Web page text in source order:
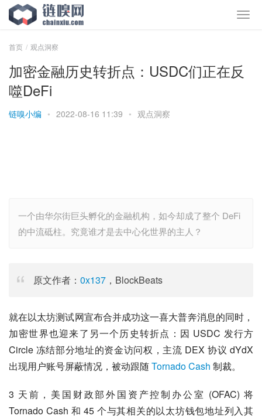
首页 观点洞察
加密金融历史转折点：USDC们正在反
噬DeFi
链嗅小编 • 2022-08-16 11:39 • 观点洞察
一个由华尔街巨头孵化的金融机构，如今却成了整个 DeFi
的中流砥柱。究竟谁才是去中心化世界的主人？
原文作者： 0x137 ，BlockBeats
就在以太坊测试网宣布合并成功这一喜大普奔消息的同时，
加密世界也迎来了另一个历史转折点：因 USDC 发行方
Circle 冻结部分地址的资金访问权，主流 DEX 协议 dYdX
出现用户账号屏蔽情况，被动跟随 Tornado Cash 制裁。
3 天前，美国财政部外国资产控制办公室 (OFAC) 将
Tornado Cash 和 45 个与其相关的以太坊钱包地址列入其